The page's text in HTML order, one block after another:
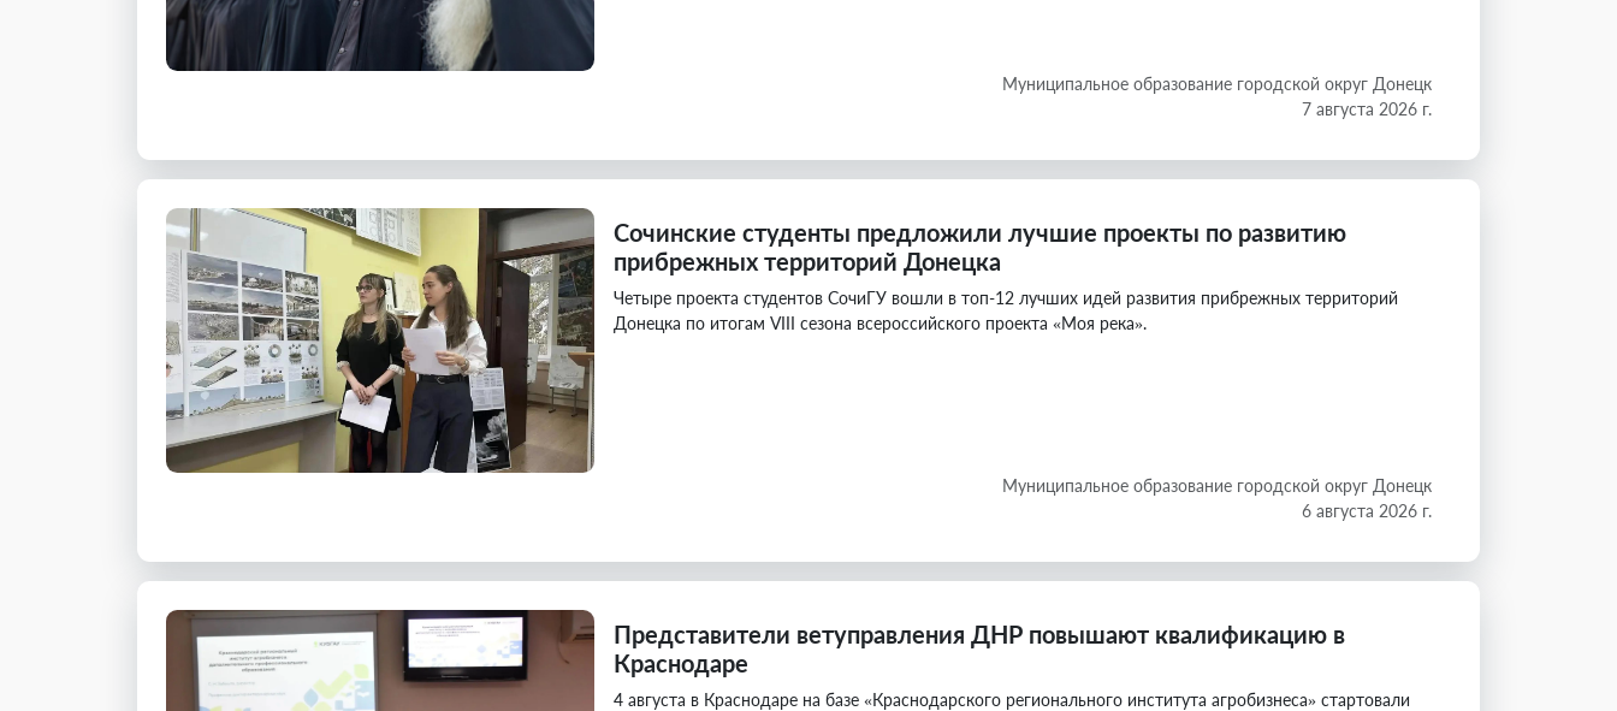
Муниципальное образование городской округ Донецк
7 августа 2026 г.
Сочинские студенты предложили лучшие проекты по развитию
прибрежных территорий Донецка
Четыре проекта студентов СочиГУ вошли в топ-12 лучших идей развития прибрежных территорий
Донецка по итогам VIII сезона всероссийского проекта «Моя река».
Муниципальное образование городской округ Донецк
6 августа 2026 г.
Представители ветуправления ДНР повышают квалификацию в
Краснодаре
4 августа в Краснодаре на базе «Краснодарского регионального института агробизнеса» стартовали